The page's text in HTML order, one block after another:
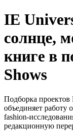
IE
солнце,
книге в
Shows
Подборка проектов
объединяет работу
fashion-
редакционную